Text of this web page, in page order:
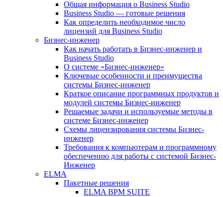
Общая информация о Business Studio
Business Studio — готовые решения
Как определить необходимое число
лицензий для Business Studio
Бизнес-инженер
Как начать работать в Бизнес-инженер и
Business Studio
О системе «Бизнес-инженер»
Ключевые особенности и преимущества
системы Бизнес-инженер
Краткое описание программных продуктов и
модулей системы Бизнес-инженер
Решаемые задачи и используемые методы в
системе Бизнес-инженер
Схемы лицензирования системы Бизнес-
инженер
Требования к компьютерам и программному
обеспечению для работы с системой Бизнес-
Инженер
ELMA
Пакетные решения
ELMA BPM SUITE